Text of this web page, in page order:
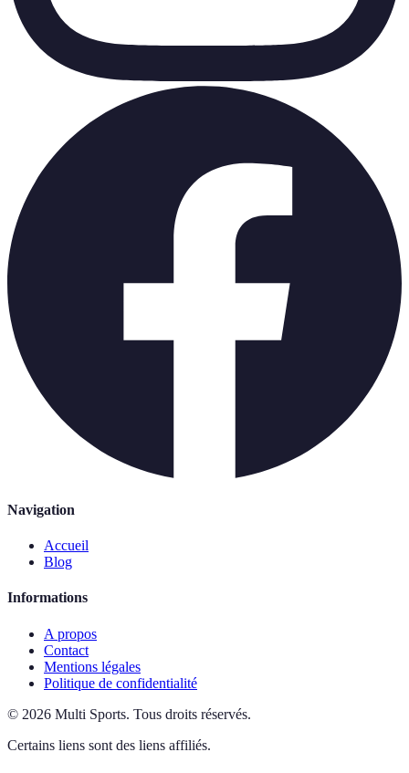
Navigation
Accueil
Blog
Informations
A propos
Contact
Mentions légales
Politique de confidentialité
© 2026 Multi Sports. Tous droits réservés.
Certains liens sont des liens affiliés.